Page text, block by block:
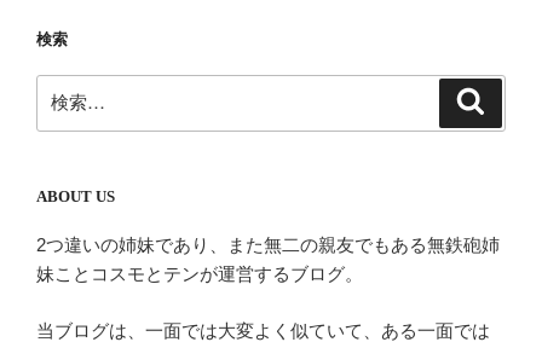
シ
ョ
ン
検索
索:
ABOUT US
2つ違いの姉妹であり、また無二の親友でもある無鉄砲姉
妹ことコスモとテンが運営するブログ。
当ブログは、一面では大変よく似ていて、ある一面では